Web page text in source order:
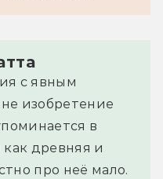
с явным
изобретение
в
древняя и
про неё мало.